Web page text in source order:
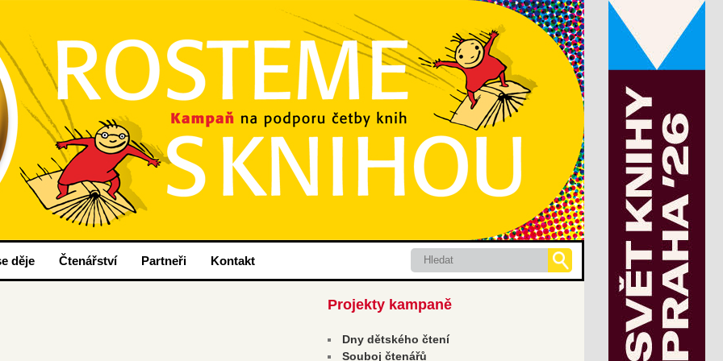
děje Čtenářství Partneři Kontakt Hledat
Projekty kampaně
Dny dětského čtení
Souboj čtenářů